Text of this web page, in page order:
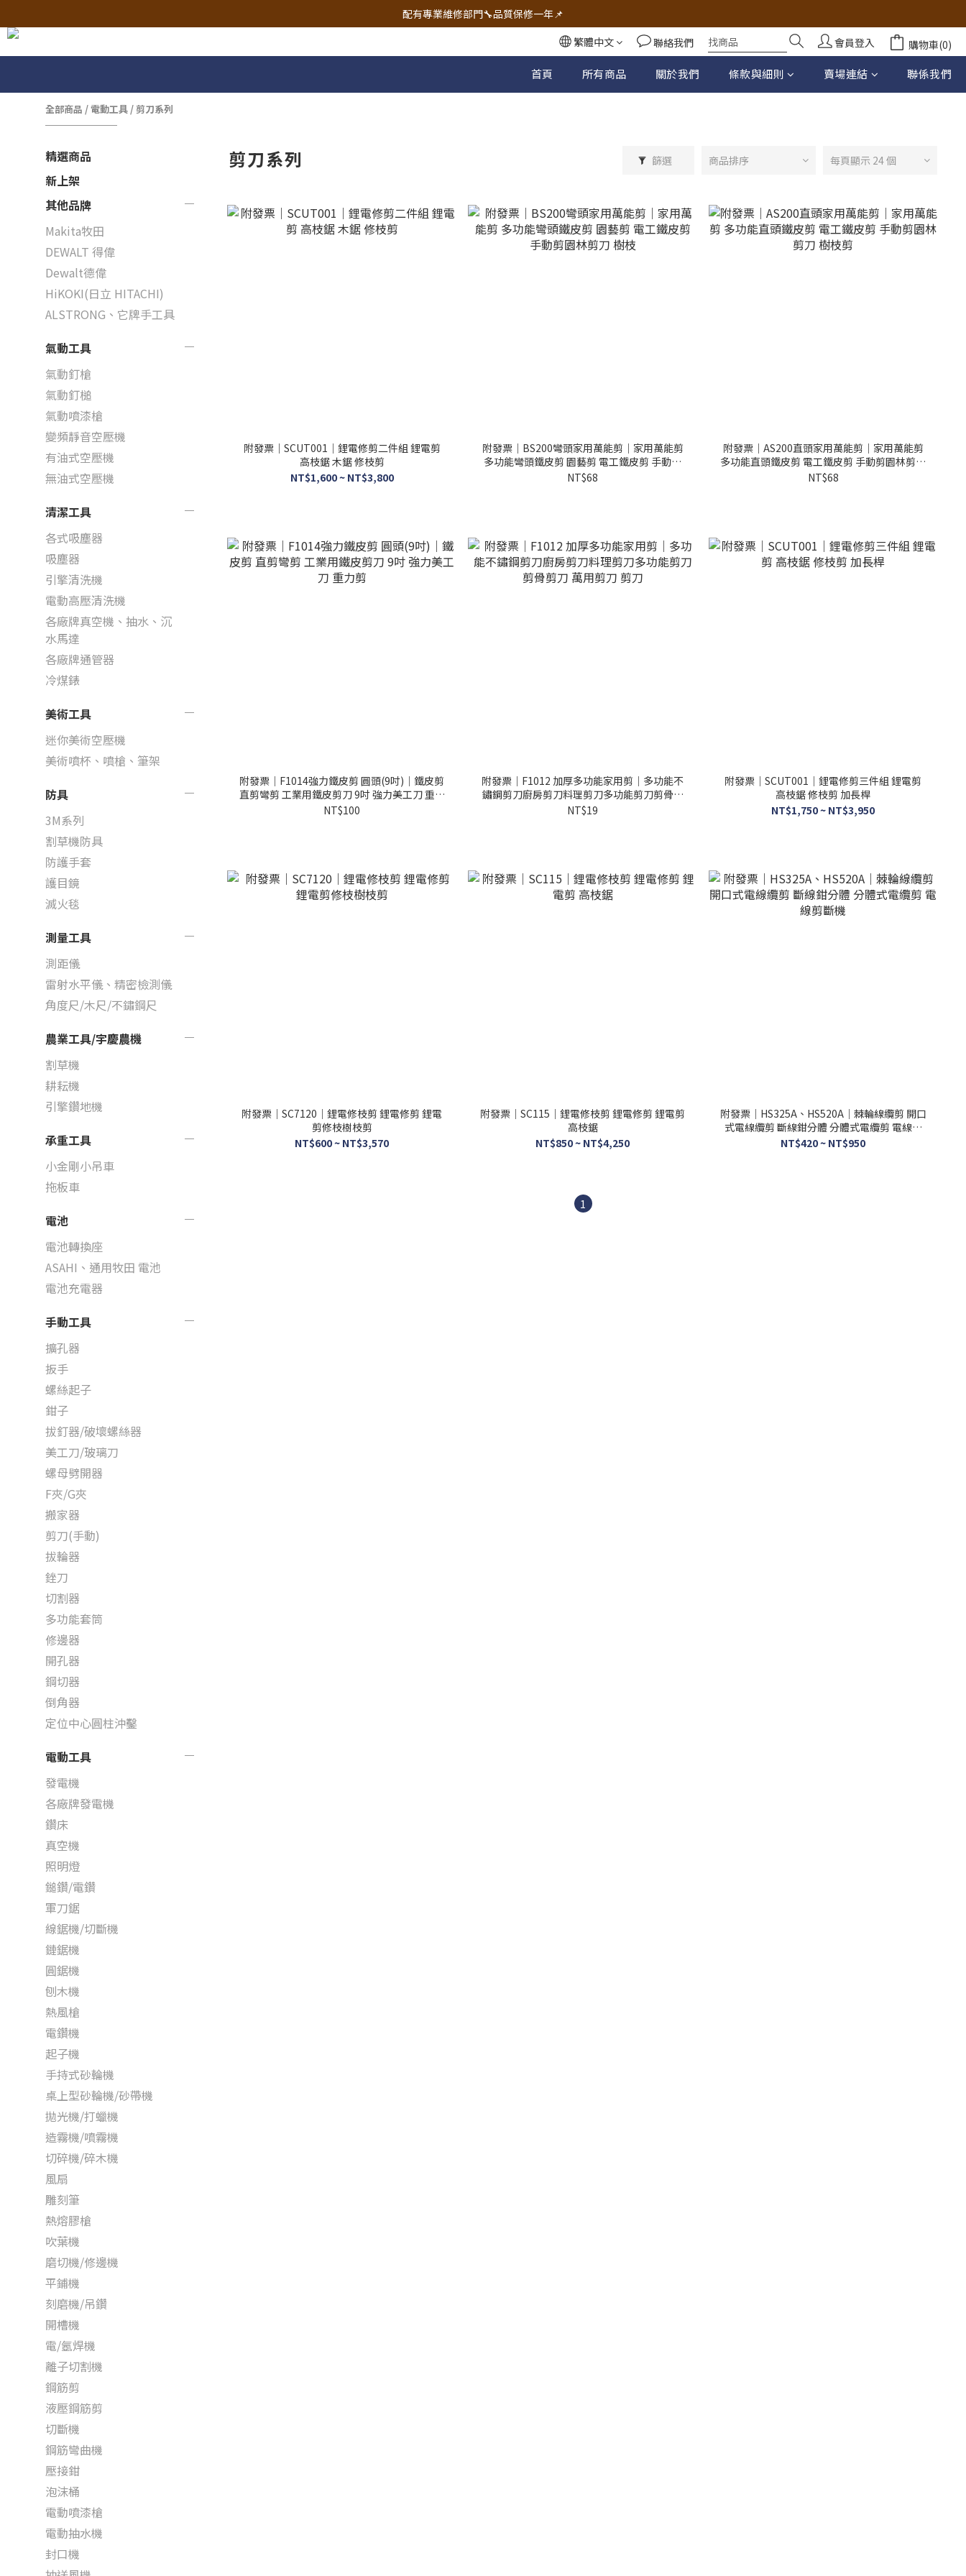
🔧電動工具&五金唯一首選 宇慶五金網拍🔧
🔧電動工具&五金唯一首選 宇慶五金網拍🔧
繁體中文
聯絡我們 會員登入 購物車(0)
首頁 所有商品 關於我們 條款與細則 賣場連結 聯係我們
全部商品 /電動工具 / 剪刀系列
精選商品
新上架
其他品牌
Makita牧田
DEWALT 得偉
Dewalt德偉
HiKOKI(日立 HITACHI)
ALSTRONG、它牌手工具
氣動工具
氣動釘槍
氣動釘槌
氣動噴漆槍
變頻靜音空壓機
有油式空壓機
無油式空壓機
清潔工具
各式吸塵器
吸塵器
引擎清洗機
電動高壓清洗機
各廠牌真空機、抽水、沉
水馬達
各廠牌通管器
冷煤錶
美術工具
迷你美術空壓機
美術噴杯、噴槍、筆架
防具
3M系列
割草機防具
防護手套
護目鏡
滅火毯
測量工具
測距儀
雷射水平儀、精密檢測儀
角度尺/木尺/不鏽鋼尺
農業工具/宇慶農機
割草機
耕耘機
引擎鑽地機
承重工具
小金剛小吊車
拖板車
電池
電池轉換座
ASAHI、通用牧田 電池
電池充電器
手動工具
擴孔器
扳手
螺絲起子
鉗子
拔釘器/破壞螺絲器
美工刀/玻璃刀
螺母劈開器
F夾/G夾
搬家器
剪刀(手動)
拔輪器
銼刀
切割器
多功能套筒
修邊器
開孔器
鋼切器
倒角器
定位中心圓柱沖鑿
電動工具
發電機
各廠牌發電機
鑽床
真空機
照明燈
鎚鑽/電鑽
軍刀鋸
線鋸機/切斷機
鏈鋸機
圓鋸機
刨木機
熱風槍
電鑽機
起子機
手持式砂輪機
桌上型砂輪機/砂帶機
拋光機/打蠟機
造霧機/噴霧機
切碎機/碎木機
風扇
雕刻筆
熱熔膠槍
吹葉機
磨切機/修邊機
平鋪機
刻磨機/吊鑽
開槽機
電/氬焊機
離子切割機
鋼筋剪
液壓鋼筋剪
切斷機
鋼筋彎曲機
壓接鉗
泡沫桶
電動噴漆槍
電動抽水機
封口機
剪刀系列 篩選 商品排序 每頁顯示 24 個
附發票｜SCUT001｜鋰電修剪二件組 鋰電剪
高枝鋸 木鋸 修枝剪
NT$1,600 ~ NT$3,800
附發票｜BS200彎頭家用萬能剪｜家用萬能剪
多功能彎頭鐵皮剪 園藝剪 電工鐵皮剪 手動剪
園林剪刀 樹枝
NT$68
附發票｜AS200直頭家用萬能剪｜家用萬能剪
多功能直頭鐵皮剪 電工鐵皮剪 手動剪園林剪刀
樹枝剪
NT$68
附發票｜F1014強力鐵皮剪 圓頭(9吋)｜鐵皮剪
直剪彎剪 工業用鐵皮剪刀 9吋 強力美工刀 重力
剪
NT$100
附發票｜F1012 加厚多功能家用剪｜多功能不
鏽鋼剪刀廚房剪刀料理剪刀多功能剪刀剪骨剪
刀 萬用剪刀 剪刀
NT$19
附發票｜SCUT001｜鋰電修剪三件組 鋰電剪
高枝鋸 修枝剪 加長桿
NT$1,750 ~ NT$3,950
附發票｜SC7120｜鋰電修枝剪 鋰電修剪 鋰電
剪修枝樹枝剪
NT$600 ~ NT$3,570
附發票｜SC115｜鋰電修枝剪 鋰電修剪 鋰電剪
高枝鋸
NT$850 ~ NT$4,250
附發票｜HS325A、HS520A｜棘輪線纜剪 開口
式電線纜剪 斷線鉗分體 分體式電纜剪 電線剪
斷機
NT$420 ~ NT$950
1